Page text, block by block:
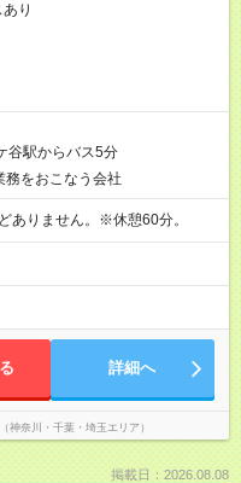
り
谷駅からバス5分
務をおこなう会社
りません。※休憩60分。
詳細へ
神奈川・千葉・埼玉エリア）
掲載日：2026.08.08